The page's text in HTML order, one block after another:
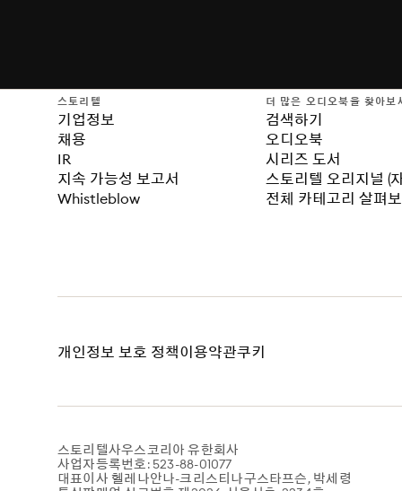
스토리텔
기업정보
채용
IR
지속 가능성 보고서
Whistleblow
더 많은 오디오북을 찾아보
검색하기
오디오북
시리즈 도서
스토리텔 오리지널 (
전체 카테고리 살펴
개인정보 보호 정책이용약관쿠키
스토리텔사우스코리아 유한회사
사업자등록번호: 523-88-01077
대표이사 헬레나안나-크리스티나구스타프슨, 박세령